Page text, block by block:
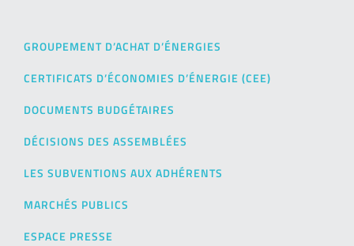
GROUPEMENT D’ACHAT D’ÉNERGIES
CERTIFICATS D’ÉCONOMIES D’ÉNERGIE (CEE)
DOCUMENTS BUDGÉTAIRES
DÉCISIONS DES ASSEMBLÉES
LES SUBVENTIONS AUX ADHÉRENTS
MARCHÉS PUBLICS
ESPACE PRESSE